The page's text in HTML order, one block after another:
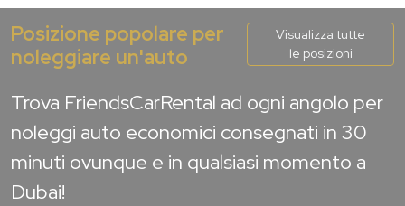
Posizione popolare per
noleggiare un'auto
Visualizza tutte
le posizioni
Trova FriendsCarRental ad ogni angolo per
noleggi auto economici consegnati in 30
minuti ovunque e in qualsiasi momento a
Dubai!